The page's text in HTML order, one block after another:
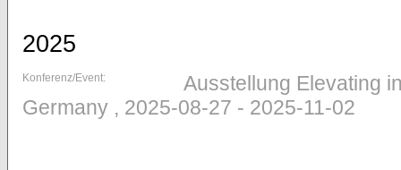
2025
Konferenz/Event:
Ausstellung Elevating
Germany , 2025-08-27 - 2025-11-02